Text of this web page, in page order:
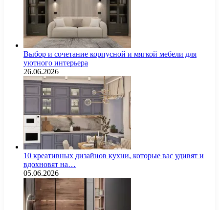
Выбор и сочетание корпусной и мягкой мебели для
уютного интерьера
26.06.2026
10 креативных дизайнов кухни, которые вас удивят и
вдохновят на…
05.06.2026